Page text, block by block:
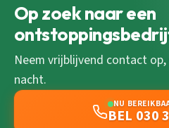
Op zoek naar een
Neem vrijblijvend contact
nacht.
NU
BEL 030